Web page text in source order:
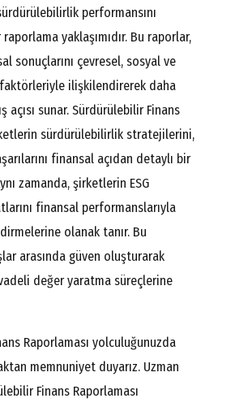
performansını
yaklaşımıdır. Bu raporlar,
sonuçlarını çevresel, sosyal ve
ilişkilendirerek daha
açısı sunar. Sürdürülebilir Finans
sürdürülebilirlik stratejilerini,
finansal açıdan detaylı bir
zamanda, şirketlerin ESG
finansal performanslarıyla
olanak tanır. Bu
arasında güven oluşturarak
değer yaratma süreçlerine
Raporlaması yolculuğunuzda
memnuniyet duyarız. Uzman
Finans Raporlaması